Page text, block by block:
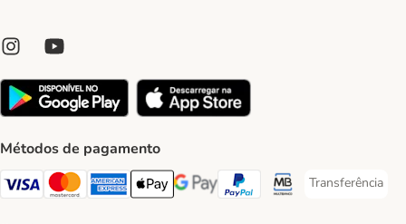
Métodos de pagamento
Visa Payment Method
Mastercard Payment Method
American Express Payment Method
Apple Pay Payment Method
Google Pay Payment Method
PayPal Payment Method
Multibanco Payment
Transferência
Transferência